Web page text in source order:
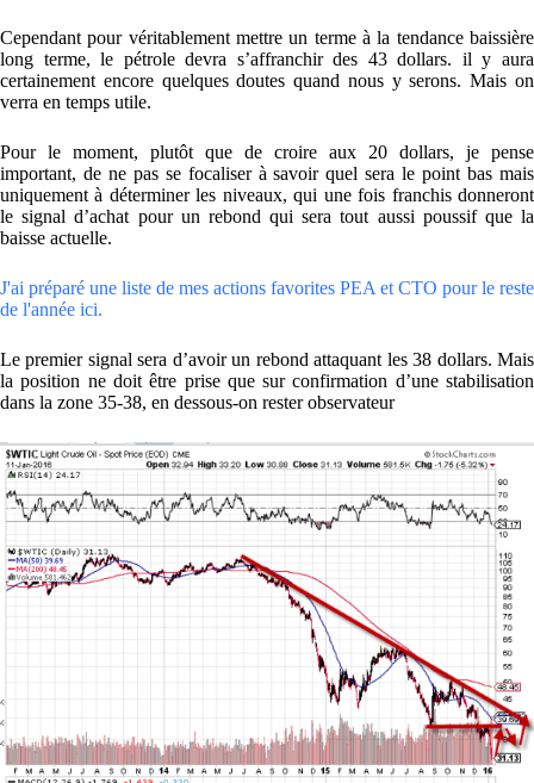
Cependant pour véritablement mettre un terme à la tendance baissière
long terme, le pétrole devra s’affranchir des 43 dollars. il y aura
certainement encore quelques doutes quand nous y serons. Mais on
verra en temps utile.
Pour le moment, plutôt que de croire aux 20 dollars, je pense
important, de ne pas se focaliser à savoir quel sera le point bas mais
uniquement à déterminer les niveaux, qui une fois franchis donneront
le signal d’achat pour un rebond qui sera tout aussi poussif que la
baisse actuelle.
J'ai préparé une liste de mes actions favorites PEA et CTO pour le reste
de l'année ici.
Le premier signal sera d’avoir un rebond attaquant les 38 dollars. Mais
la position ne doit être prise que sur confirmation d’une stabilisation
dans la zone 35-38, en dessous-on rester observateur